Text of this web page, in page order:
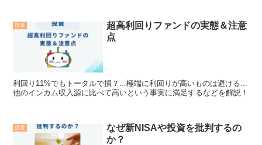
投資
超高利回りファンドの実態＆注意
点
利回り11%でもトータルで損？...極端に利回りが高いものは避ける...
他のインカム収入源に比べて高いという事実に満足するなどを解説！
投資
なぜ新NISAや投資を批判するの
か？